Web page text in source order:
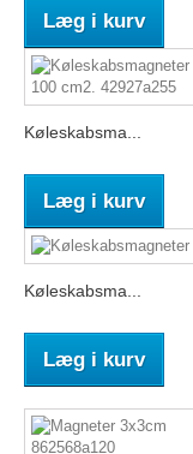
Læg i kurv
Køleskabsma...
Læg i kurv
Køleskabsma...
Læg i kurv